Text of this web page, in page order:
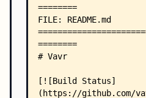
│   │   │
│   │   │
│   │   │
│   │   │
│   │   │
│   │   │
│   │   │